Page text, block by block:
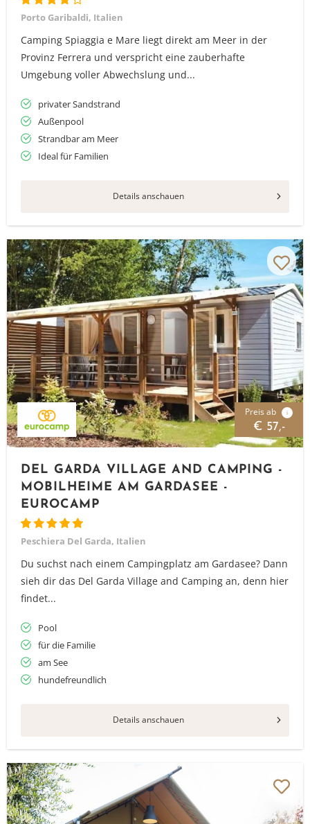
Porto Garibaldi, Italien
Camping Spiaggia e Mare liegt direkt am Meer in der
Provinz Ferrera und verspricht eine zauberhafte
Umgebung voller Abwechslung und...
privater Sandstrand
Außenpool
Strandbar am Meer
Ideal für Familien
Details anschauen
Preis ab i
€ 57,-
DEL GARDA VILLAGE AND CAMPING -
MOBILHEIME AM GARDASEE -
EUROCAMP
Peschiera Del Garda, Italien
Du suchst nach einem Campingplatz am Gardasee? Dann
sieh dir das Del Garda Village and Camping an, denn hier
findet...
Pool
für die Familie
am See
hundefreundlich
Details anschauen